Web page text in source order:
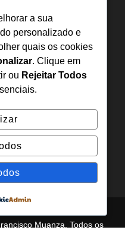
922
Viana
Muanza. Todos os
a sua
personalizado e
quais os cookies
. Clique em
ou Rejeitar Todos